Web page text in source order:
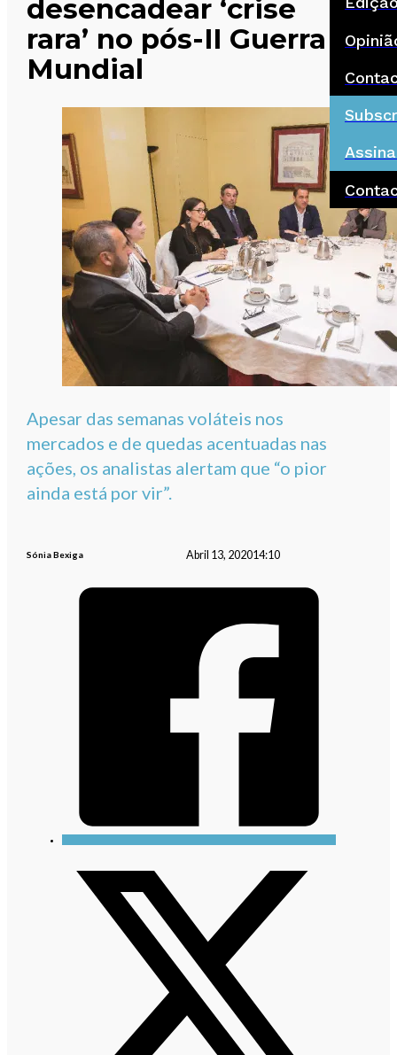
desencadear ‘crise
rara’ no pós-II Guerra
Mundial
Apesar das semanas voláteis nos
mercados e de quedas acentuadas nas
ações, os analistas alertam que “o pior
ainda está por vir”.
Sónia Bexiga Abril 13, 202014:10